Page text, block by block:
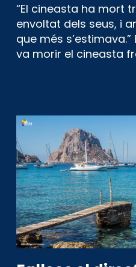
“El cineasta ha mort
envoltat dels seus, i
que més
va morir el cineasta